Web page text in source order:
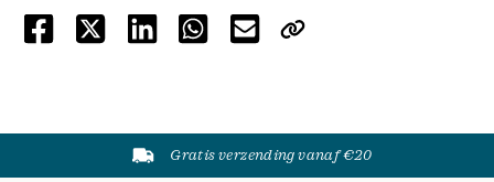
Gratis verzending vanaf €20